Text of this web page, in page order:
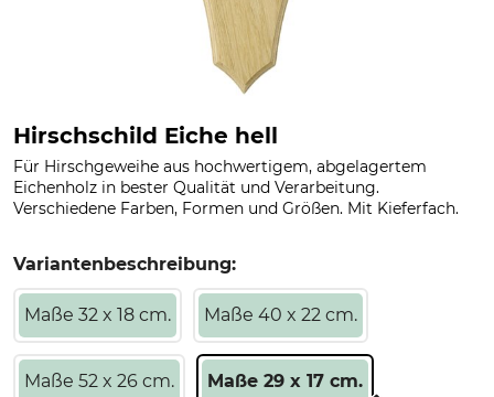
Hirschschild Eiche hell
Für Hirschgeweihe aus hochwertigem, abgelagertem
Eichenholz in bester Qualität und Verarbeitung.
Verschiedene Farben, Formen und Größen. Mit Kieferfach.
Variantenbeschreibung:
Maße 32 x 18 cm. Maße 40 x 22 cm.
Maße 52 x 26 cm. Maße 29 x 17 cm.